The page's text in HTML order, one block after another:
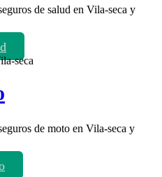
de salud en Vila-seca y
de moto en Vila-seca y